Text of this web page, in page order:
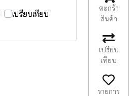
เปรียบเทียบ
ตะกร้า
สินค้า
เปรียบ
เทียบ
รายการ